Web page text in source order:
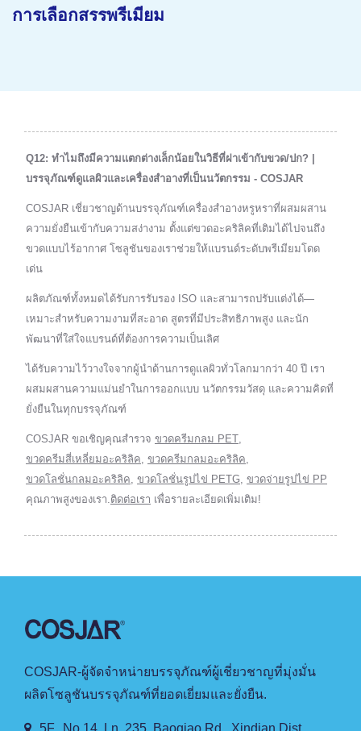
การเลือกสรรพรีเมียม
Q12: ทำไมถึงมีความแตกต่างเล็กน้อยในวิธีที่ฝาเข้ากับขวด/ปก? |
บรรจุภัณฑ์ดูแลผิวและเครื่องสำอางที่เป็นนวัตกรรม - COSJAR
COSJAR เชี่ยวชาญด้านบรรจุภัณฑ์เครื่องสำอางหรูหราที่ผสมผสาน
ความยั่งยืนเข้ากับความสง่างาม ตั้งแต่ขวดอะคริลิคที่เติมได้ไปจนถึง
ขวดแบบไร้อากาศ โซลูชันของเราช่วยให้แบรนด์ระดับพรีเมียมโดด
เด่น
ผลิตภัณฑ์ทั้งหมดได้รับการรับรอง ISO และสามารถปรับแต่งได้—
เหมาะสำหรับความงามที่สะอาด สูตรที่มีประสิทธิภาพสูง และนัก
พัฒนาที่ใส่ใจแบรนด์ที่ต้องการความเป็นเลิศ
ได้รับความไว้วางใจจากผู้นำด้านการดูแลผิวทั่วโลกมากว่า 40 ปี เรา
ผสมผสานความแม่นยำในการออกแบบ นวัตกรรมวัสดุ และความคิดที่
ยั่งยืนในทุกบรรจุภัณฑ์
COSJAR ขอเชิญคุณสำรวจ ขวดครีมกลม PET,
ขวดครีมสี่เหลี่ยมอะคริลิค, ขวดครีมกลมอะคริลิค,
ขวดโลชั่นกลมอะคริลิค, ขวดโลชั่นรูปไข่ PETG, ขวดจ่ายรูปไข่ PP
คุณภาพสูงของเรา.ติดต่อเรา เพื่อรายละเอียดเพิ่มเติม!
COSJAR-ผู้จัดจำหน่ายบรรจุภัณฑ์ผู้เชี่ยวชาญที่มุ่งมั่น
ผลิตโซลูชันบรรจุภัณฑ์ที่ยอดเยี่ยมและยั่งยืน.
5F., No.14, Ln. 235, Baoqiao Rd., Xindian Dist.,